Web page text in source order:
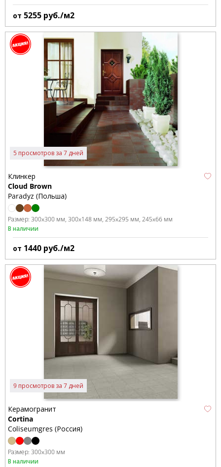
от 5255 руб./м2
5 просмотров за 7 дней
Клинкер
Cloud Brown
Paradyz (Польша)
Размер: 300x300 мм 300x148 мм 295x295 мм 245x66 мм
В наличии
от 1440 руб./м2
9 просмотров за 7 дней
Керамогранит
Cortina
Coliseumgres (Россия)
Размер: 300x300 мм
В наличии